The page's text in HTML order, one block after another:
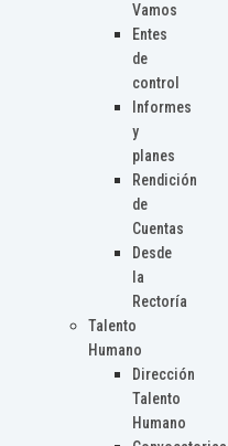
Vamos
Entes
de
control
Informes
y
planes
Rendición
de
Cuentas
Desde
la
Rectoría
Talento
Humano
Dirección
Talento
Humano